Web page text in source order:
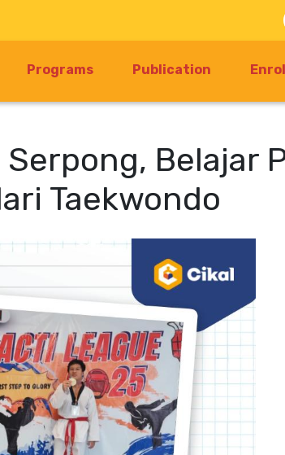
Programs Publication
Serpong, Belajar
Taekwondo